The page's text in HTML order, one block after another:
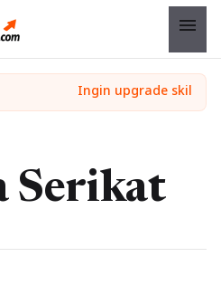
menu
Serikat